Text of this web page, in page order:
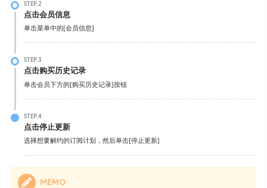
我想解除许可证 / 我想换台电脑使用
STEP.2
点击会员信息
单击菜单中的[会员信息]
STEP.3
点击购买历史记录
单击会员下方的[购买历史记录]按钮
STEP.4
点击停止更新
选择想要解约的订阅计划，然后单击[停止更新]
MEMO